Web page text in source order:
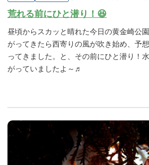
荒れる前にひと潜り！😆
昼頃からスカッと晴れた今日の黄金崎公
がってきたら西寄りの風が吹き始め、予
ってきました。と、その前にひと潜り！
がっていましたよ～♬